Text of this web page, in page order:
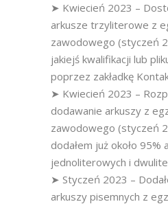
➤ Kwiecień 2023 –
arkusze trzyliterowe z
zawodowego (styczeń
jakiejś kwalifikacji lub
poprzez zakładkę
➤ Kwiecień 2023 –
dodawanie arkuszy z
zawodowego (styczeń
dodałem już około 95%
jednoliterowych i
➤ Styczeń 2023 –
arkuszy pisemnych z